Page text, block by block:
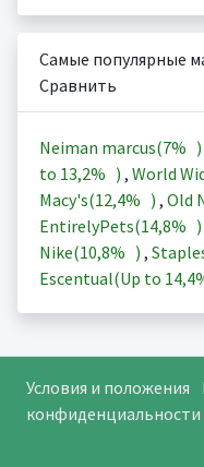
Самые популярные
Сравнить
Neiman marcus(7% )
to 13,2% ) , World
Macy's(12,4% ) , Old
EntirelyPets(14,8% )
Nike(10,8% ) ,
Escentual(Up to
Условия и положения
конфиденциальности